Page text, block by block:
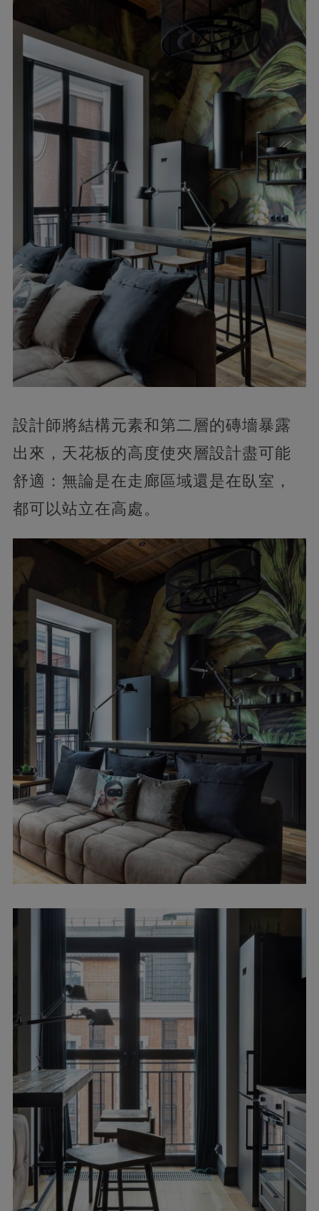
設計師將結構元素和第二層的磚墻暴露
出來，天花板的高度使夾層設計盡可能
舒適：無論是在走廊區域還是在臥室，
都可以站立在高處。